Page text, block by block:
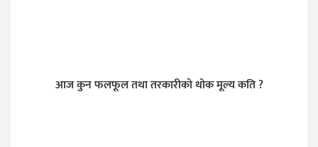
आज कुन फलफूल तथा तरकारीकाे थोक मूल्य कति ?